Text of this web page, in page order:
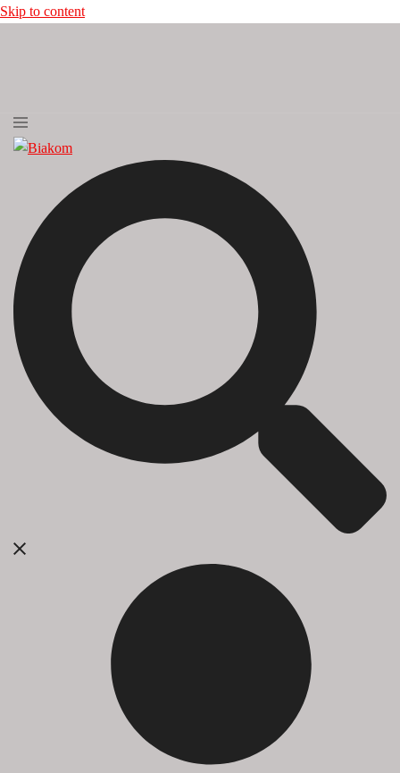
Skip to content